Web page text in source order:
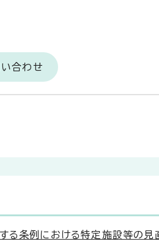
合わせ
る条例における特定施設等の見